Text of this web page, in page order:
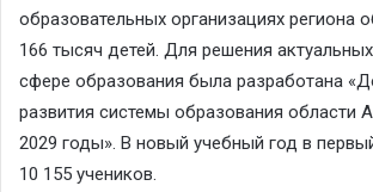
образовательных организациях региона
166 тысяч детей. Для решения
сфере образования была разработана
развития системы образования области
2029 годы». В новый учебный год в
10 155 учеников.